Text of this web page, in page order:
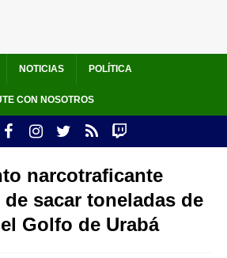
NOTICIAS POLÍTICA
CON NOSOTROS
narcotraficante
sacar toneladas de
Golfo de Urabá